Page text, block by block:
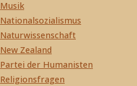
Musik
Nationalsozialismus
Naturwissenschaft
New Zealand
Partei der Humanisten
Religionsfragen